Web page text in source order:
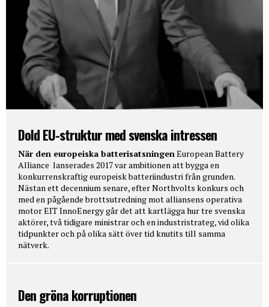
Dold EU-struktur med svenska intressen
När den europeiska batterisatsningen European Battery
Alliance lanserades 2017 var ambitionen att bygga en
konkurrenskraftig europeisk batteriindustri från grunden.
Nästan ett decennium senare, efter Northvolts konkurs och
med en pågående brottsutredning mot alliansens operativa
motor EIT InnoEnergy går det att kartlägga hur tre svenska
aktörer, två tidigare ministrar och en industristrateg, vid olika
tidpunkter och på olika sätt över tid knutits till samma
nätverk.
Den gröna korruptionen